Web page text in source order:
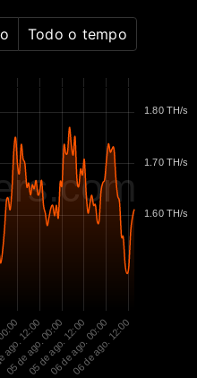
Todo o tempo
12:00
05 de ago. 00:00
05 de ago. 12:00
06 de ago. 00:00
06 de ago. 12:00
1.60 TH/s
1.70 TH/s
1.80 TH/s